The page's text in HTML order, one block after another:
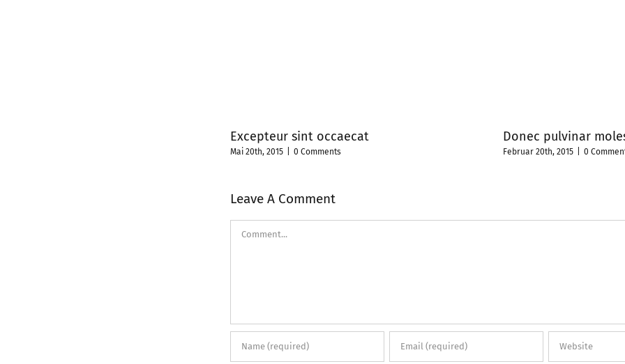
Excepteur sint occaecat
Mai 20th, 2015 0 Comments
Donec pulvinar
Februar 20th, 2015 0
Leave A Comment
Comment